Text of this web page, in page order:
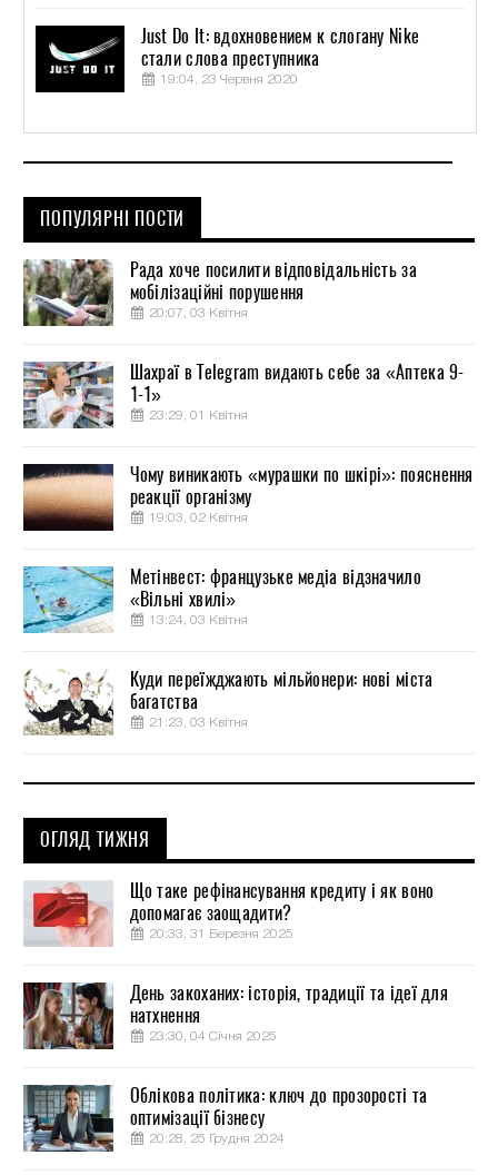
Just Do It: вдохновением к слогану Nike
стали слова преступника
19:04, 23 Червня 2020
ПОПУЛЯРНІ ПОСТИ
Рада хоче посилити відповідальність за
мобілізаційні порушення
20:07, 03 Квітня
Шахраї в Telegram видають себе за «Аптека 9-
1-1»
23:29, 01 Квітня
Чому виникають «мурашки по шкірі»: пояснення
реакції організму
19:03, 02 Квітня
Метінвест: французьке медіа відзначило
«Вільні хвилі»
13:24, 03 Квітня
Куди переїжджають мільйонери: нові міста
багатства
21:23, 03 Квітня
ОГЛЯД ТИЖНЯ
Що таке рефінансування кредиту і як воно
допомагає заощадити?
20:33, 31 Березня 2025
День закоханих: історія, традиції та ідеї для
натхнення
23:30, 04 Січня 2025
Облікова політика: ключ до прозорості та
оптимізації бізнесу
20:28, 25 Грудня 2024